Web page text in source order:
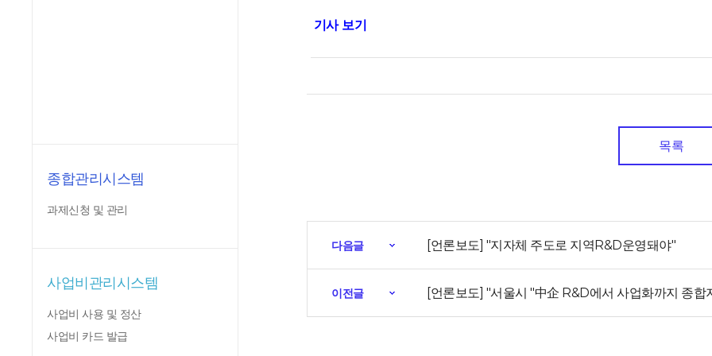
종합관리시스템
과제신청 및 관리
사업비관리시스템
사업비 사용 및 정산
사업비 카드 발급
기사 보기
목록
다음글 [언론보도] "지자체 주도로 지역R&D운영돼야"
이전글 [언론보도] "서울시 "中企 R&D에서 사업화까지 종합